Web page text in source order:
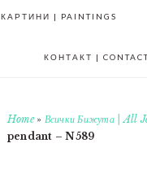
КАРТИНИ | PAINTINGS
КОНТАКТ |
Home» Всички Бижута | All
pendant – N589